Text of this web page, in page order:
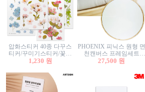
압화스티커 40종 다꾸스
티커/꾸미기스티커/꽃스
티커/압화꽃책갈피/팬시
1,230 원
PHOENIX 피닉스 원형 면
천캔버스 프레임세트
30cm/원형캔버스/플로팅
27,500 원